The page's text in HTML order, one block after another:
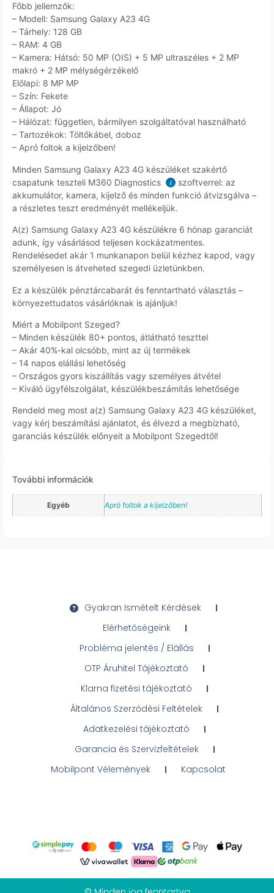
Főbb jellemzők:
– Modell: Samsung Galaxy A23 4G
– Tárhely: 128 GB
– RAM: 4 GB
– Kamera: Hátsó: 50 MP (OIS) + 5 MP ultraszéles + 2 MP
makró + 2 MP mélységérzékelő
Előlapi: 8 MP MP
– Szín: Fekete
– Állapot: Jó
– Hálózat: független, bármilyen szolgáltatóval használható
– Tartozékok: Töltőkábel, doboz
– Apró foltok a kijelzőben!
Minden Samsung Galaxy A23 4G készüléket szakértő
csapatunk teszteli M360 Diagnostics
i
szoftverrel: az
akkumulátor, kamera, kijelző és minden funkció átvizsgálva –
a részletes teszt eredményét mellékeljük.
A(z) Samsung Galaxy A23 4G készülékre 6 hónap garanciát
adunk, így vásárlásod teljesen kockázatmentes.
Rendelésedet akár 1 munkanapon belül kézhez kapod, vagy
személyesen is átveheted szegedi üzletünkben.
Ez a készülék pénztárcabarát és fenntartható választás –
környezettudatos vásárlóknak is ajánljuk!
Miért a Mobilpont Szeged?
– Minden készülék 80+ pontos, átlátható teszttel
– Akár 40%-kal olcsóbb, mint az új termékek
– 14 napos elállási lehetőség
– Országos gyors kiszállítás vagy személyes átvétel
– Kiváló ügyfélszolgálat, készülékbeszámítás lehetősége
Rendeld meg most a(z) Samsung Galaxy A23 4G készüléket,
vagy kérj beszámítási ajánlatot, és élvezd a megbízható,
garanciás készülék előnyeit a Mobilpont Szegedtől!
További információk
Egyéb Apró foltok a kijelzőben!
Gyakran Ismételt Kérdések
Elérhetőségeink
Probléma jelentés / Elállás
OTP Áruhitel Tájékoztató
Klarna fizetési tájékoztató
Általános Szerződési Feltételek
Adatkezelési tájékoztató
Garancia és Szervizfeltételek
Mobilpont Vélemények
Kapcsolat